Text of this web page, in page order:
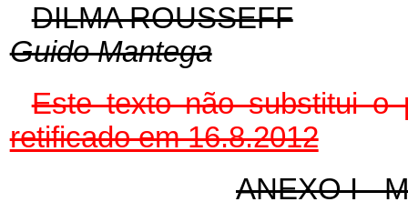
DILMA ROUSSEFF
Guido Mantega
Este texto não substitui
retificado em 16.8.2012
ANEXO I -